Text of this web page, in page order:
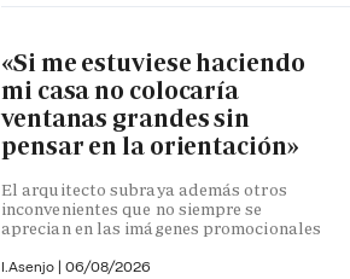
«Si me estuviese haciendo
mi casa no colocaría
ventanas grandes sin
pensar en la orientación»
El arquitecto subraya además otros
inconvenientes que no siempre se
aprecian en las imágenes promocionales
I.Asenjo | 06/08/2026